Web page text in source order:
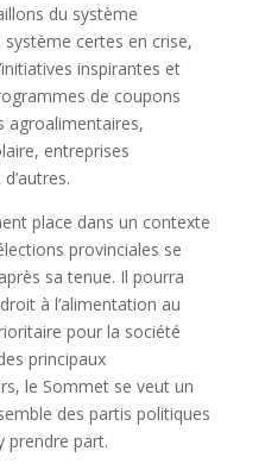
du système
certes en crise,
inspirantes et
de coupons
agroalimentaires,
entreprises
place dans un contexte
provinciales se
sa tenue. Il pourra
à l’alimentation au
pour la société
principaux
le Sommet se veut un
des partis politiques
prendre part.